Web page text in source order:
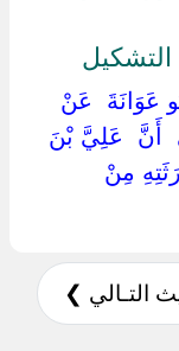
عَوَانَةَ ‏ ‏عَنْ
‏أَنَّ ‏ ‏عَلِيَّ بْنَ
مِنْ
التـالي ❯